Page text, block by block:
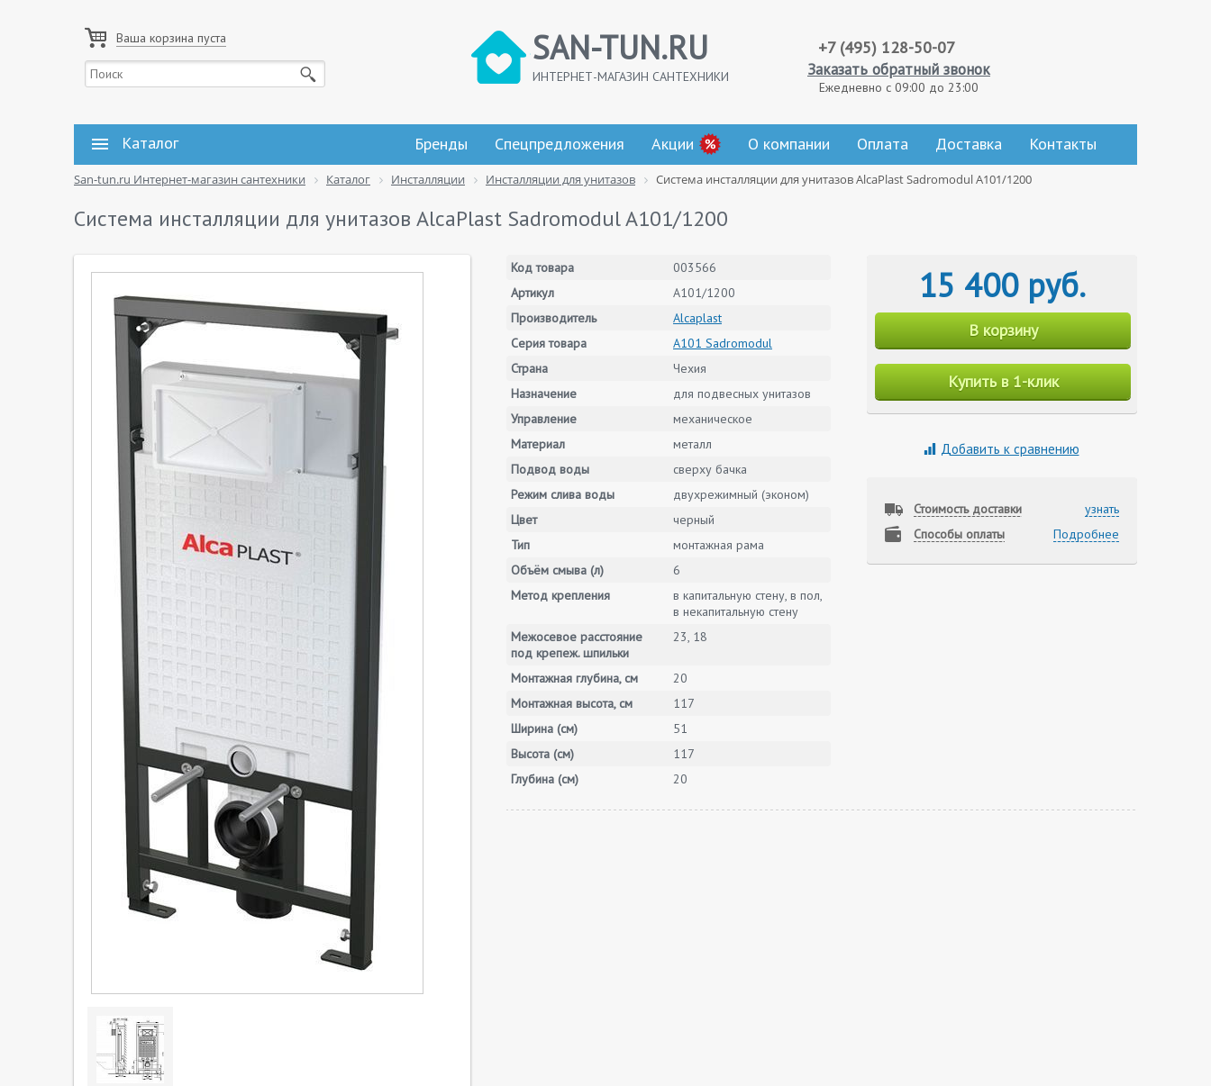
Ваша корзина пуста SAN-TUN.RU
ИНТЕРНЕТ-МАГАЗИН САНТЕХНИКИ
+7 (495) 128-50-07
Заказать обратный звонок
Ежедневно с 09:00 до 23:00
Каталог Бренды Спецпредложения Акции О компании Оплата Доставка Контакты
San-tun.ru Интернет-магазин сантехники Каталог Инсталляции Инсталляции для унитазов Система инсталляции для унитазов AlcaPlast Sadromodul A101/1200
Система инсталляции для унитазов AlcaPlast Sadromodul A101/1200
Код товара
003566
Артикул
A101/1200
Производитель
Alcaplast
Серия товара
A101 Sadromodul
Страна
Чехия
Назначение
для подвесных унитазов
Управление
механическое
Материал
металл
Подвод воды
сверху бачка
Режим слива воды
двухрежимный (эконом)
Цвет
черный
Тип
монтажная рама
Объём смыва (л)
6
Метод крепления
в капитальную стену, в пол,
в некапитальную стену
Межосевое расстояние
под крепеж. шпильки
23, 18
Монтажная глубина, см
20
Монтажная высота, см
117
Ширина (см)
51
Высота (см)
117
Глубина (см)
20
15 400 руб.
В корзину
Купить в 1-клик
Добавить к сравнению
Стоимость доставки
узнать
Способы оплаты
Подробнее